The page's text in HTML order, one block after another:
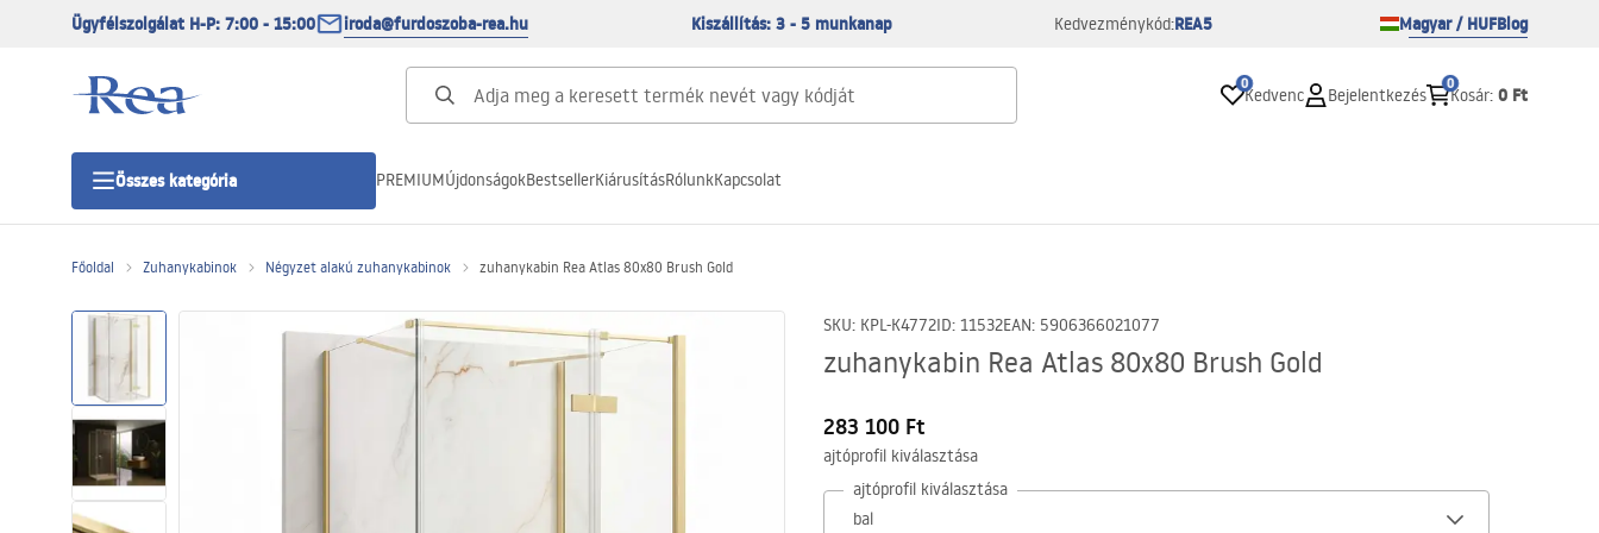
Ügyfélszolgálat H-P: 7:00 - 15:00 iroda@furdoszoba-rea.hu Kiszállítás: 3 - 5 munkanap Kedvezménykód:REA5 Magyar / HUFBlog
0
Kedvenc Bejelentkezés
0
Kosár: 0 Ft
Összes kategória
Zuhanytálcák
Zuhanylefolyók
PREMIUMÚjdonságokBestsellerKiárusításRólunkKapcsolat
Főoldal Zuhanykabinok Négyzet alakú zuhanykabinok zuhanykabin Rea Atlas 80x80 Brush Gold
SKU: KPL-K4772ID: 11532EAN: 5906366021077
zuhanykabin Rea Atlas 80x80 Brush Gold
283 100 Ft
ajtóprofil kiválasztása
ajtóprofil kiválasztása